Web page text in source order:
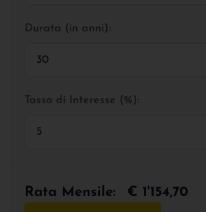
Durata (in anni):
Tasso di Interesse (%):
Rata Mensile: € 1'154,70